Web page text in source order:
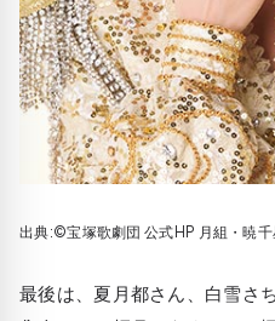
出典:©宝塚歌劇団 公式HP 月組・暁千
最後は、夏月都さん、白雪さ